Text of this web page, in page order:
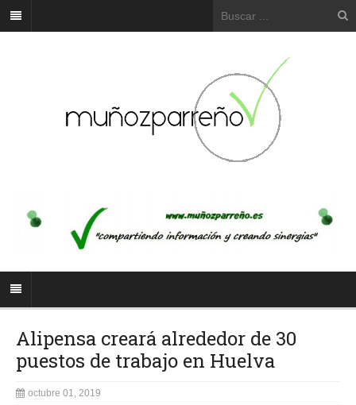
Alipensa creará alrededor de 30
puestos de trabajo en Huelva
octubre 01, 2019